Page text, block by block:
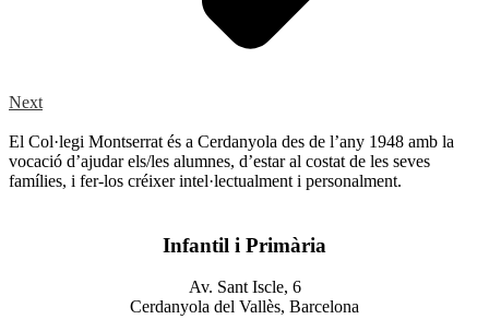
Next
El Col·legi Montserrat és a Cerdanyola des de l’any 1948 amb la
vocació d’ajudar els/les alumnes, d’estar al costat de les seves
famílies, i fer-los créixer intel·lectualment i personalment.
Infantil i Primària
Av. Sant Iscle, 6
Cerdanyola del Vallès, Barcelona